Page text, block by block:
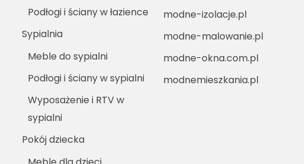
Podłogi i ściany w łazience
Sypialnia
Meble do sypialni
Podłogi i ściany w sypialni
Wyposażenie i RTV w
sypialni
Pokój dziecka
modne-izolacje.pl
modne-malowanie.pl
modne-okna.com.pl
modnemieszkania.pl